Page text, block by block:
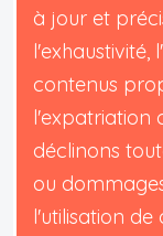
à jour et
l'exhaustivité,
contenus
l'expatriation
déclinons
ou
l'utilisation de